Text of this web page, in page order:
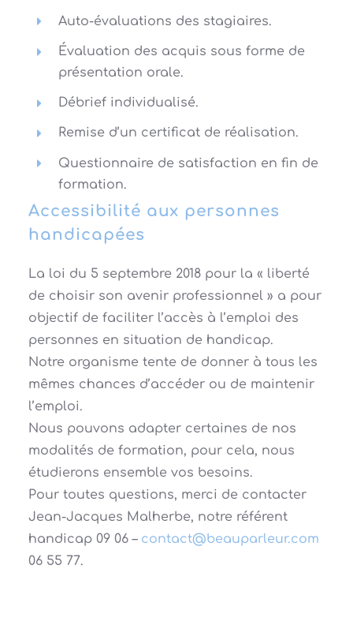
Auto-évaluations des stagiaires.
Évaluation des acquis sous forme de
présentation orale.
Débrief individualisé.
Remise d’un certificat de réalisation.
Questionnaire de satisfaction en fin de
formation.
Accessibilité aux personnes
handicapées
La loi du 5 septembre 2018 pour la « liberté
de choisir son avenir professionnel » a pour
objectif de faciliter l’accès à l’emploi des
personnes en situation de handicap.
Notre organisme tente de donner à tous les
mêmes chances d’accéder ou de maintenir
l’emploi.
Nous pouvons adapter certaines de nos
modalités de formation, pour cela, nous
étudierons ensemble vos besoins.
Pour toutes questions, merci de contacter
Jean-Jacques Malherbe, notre référent
handicap
moc.ruelrapuaeb
@tcatnoc
– 06 09
77 55 06.